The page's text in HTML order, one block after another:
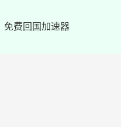
免费回国加速器